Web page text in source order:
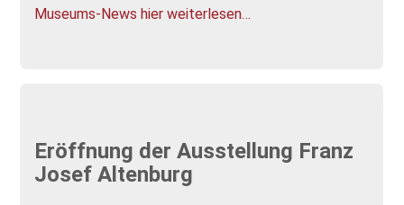
Museums-News hier weiterlesen…
Eröffnung der Ausstellung Franz
Josef Altenburg